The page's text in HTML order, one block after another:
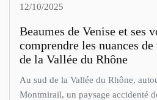
12/10/2025
Beaumes de Venise et ses
comprendre les nuances
de la Vallée du Rhône
Au sud de la Vallée du Rhône,
Montmirail, un paysage accidenté